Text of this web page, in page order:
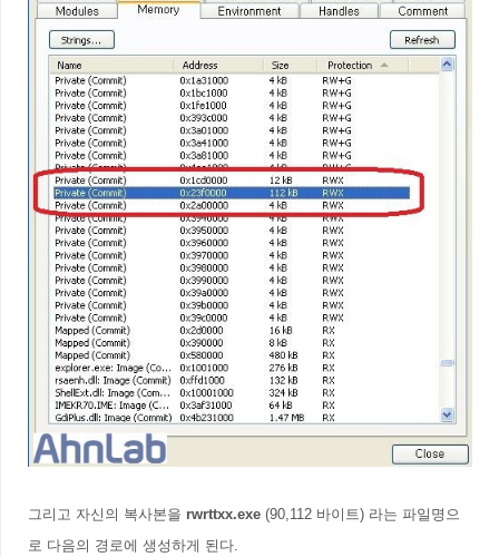
그리고 자신의 복사본을 rwrttxx.exe (90,112 바이트) 라는 파일명으
로 다음의 경로에 생성하게 된다.